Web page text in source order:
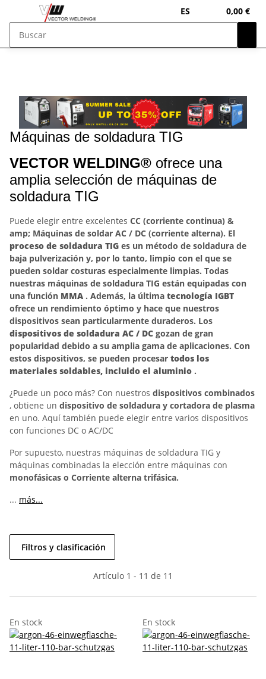
ES 0,00 €
Máquinas de soldadura TIG
VECTOR WELDING® ofrece una
amplia selección de máquinas de
soldadura TIG
Puede elegir entre excelentes CC (corriente continua) &
amp; Máquinas de soldar AC / DC (corriente alterna). El
proceso de soldadura TIG es un método de soldadura de
baja pulverización y, por lo tanto, limpio con el que se
pueden soldar costuras especialmente limpias. Todas
nuestras máquinas de soldadura TIG están equipadas con
una función MMA . Además, la última tecnología IGBT
ofrece un rendimiento óptimo y hace que nuestros
dispositivos sean particularmente duraderos. Los
dispositivos de soldadura AC / DC gozan de gran
popularidad debido a su amplia gama de aplicaciones. Con
estos dispositivos, se pueden procesar todos los
materiales soldables, incluido el aluminio .
¿Puede un poco más? Con nuestros dispositivos combinados
, obtiene un dispositivo de soldadura y cortadora de plasma
en uno. Aquí también puede elegir entre varios dispositivos
con funciones DC o AC/DC
Por supuesto, nuestras máquinas de soldadura TIG y
máquinas combinadas la elección entre máquinas con
monofásicas o Corriente alterna trifásica.
... más...
Filtros y clasificación
Artículo 1 - 11 de 11
En stock En stock